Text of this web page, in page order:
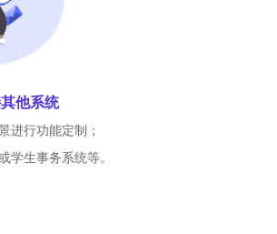
他系统
进行功能定制；
学生事务系统等。